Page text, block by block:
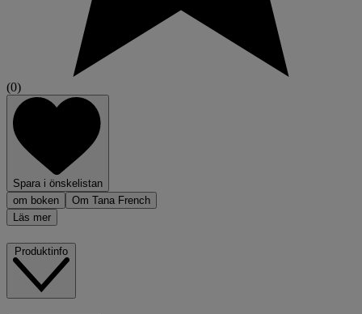
(0)
Spara i önskelistan
om boken
Om Tana French
Läs mer